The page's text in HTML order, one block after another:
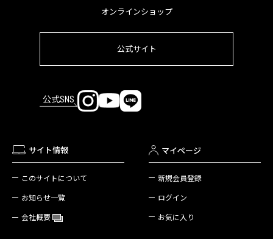
オンラインショップ
公式サイト
公式SNS
サイト情報
このサイトについて
お知らせ一覧
会社概要
マイページ
新規会員登録
ログイン
お気に入り